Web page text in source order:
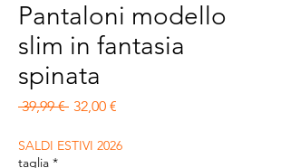
Pantaloni modello
slim in fantasia
spinata
39,99 € Prezzo regolare
32,00 €
SALDI ESTIVI 2026
taglia *